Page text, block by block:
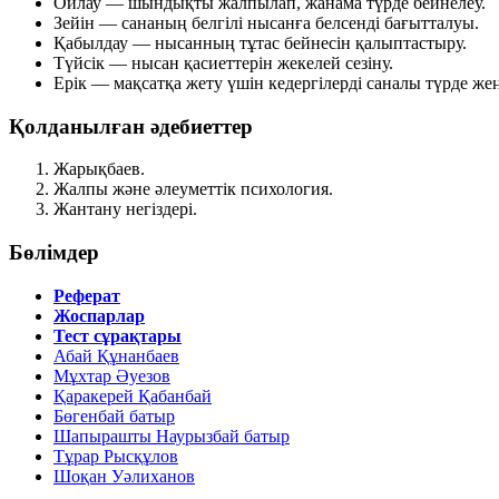
Зейін — сананың белгілі нысанға белсенді бағытталуы.
Қабылдау — нысанның тұтас бейнесін қалыптастыру.
Түйсік — нысан қасиеттерін жекелей сезіну.
Ерік — мақсатқа жету үшін кедергілерді саналы түрде
Қолданылған әдебиеттер
Жарықбаев.
Жалпы және әлеуметтік психология.
Жантану негіздері.
Бөлімдер
Реферат
Жоспарлар
Тест сұрақтары
Абай Құнанбаев
Мұхтар Әуезов
Қаракерей Қабанбай
Бөгенбай батыр
Шапырашты Наурызбай батыр
Тұрар Рысқұлов
Шоқан Уәлиханов